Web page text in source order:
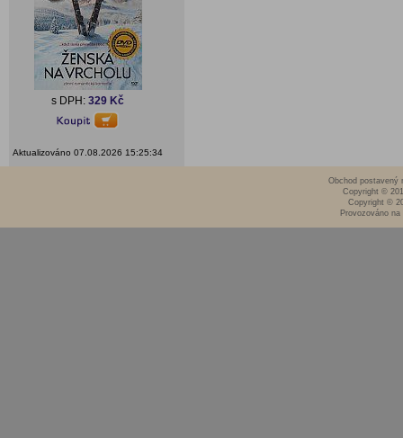
s DPH: 329 Kč
Aktualizováno 07.08.2026 15:25:34
Obchod postavený
Copyright ©
Copyright ©
Provozováno